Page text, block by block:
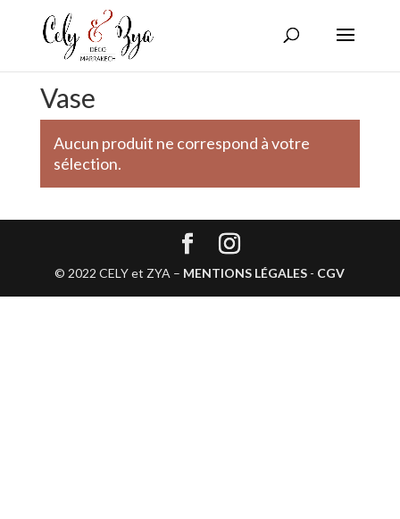
Vase
Aucun produit ne correspond à votre
sélection.
© 2022 CELY et ZYA – MENTIONS LÉGALES - CGV